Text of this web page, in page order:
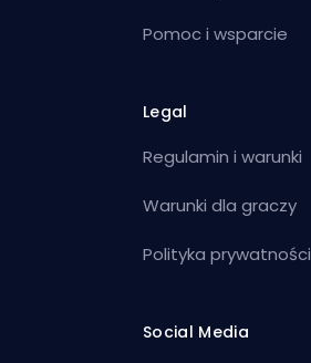
Pomoc i wsparcie
Legal
Regulamin i warunki
Warunki dla graczy
Polityka prywatności
Social Media